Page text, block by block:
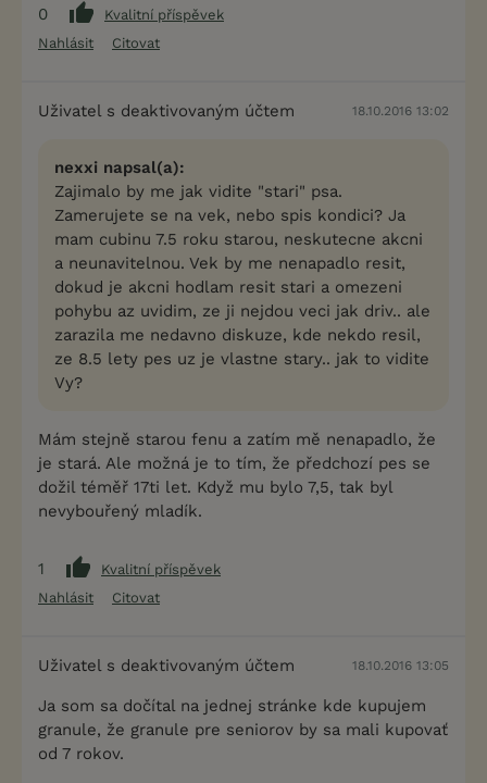
0
Kvalitní příspěvek
Nahlásit
Citovat
Uživatel s deaktivovaným účtem 18.10.2016 13:02
nexxi napsal(a):
Zajimalo by me jak vidite "stari" psa.
Zamerujete se na vek, nebo spis kondici? Ja
mam cubinu 7.5 roku starou, neskutecne akcni
a neunavitelnou. Vek by me nenapadlo resit,
dokud je akcni hodlam resit stari a omezeni
pohybu az uvidim, ze ji nejdou veci jak driv.. ale
zarazila me nedavno diskuze, kde nekdo resil,
ze 8.5 lety pes uz je vlastne stary.. jak to vidite
Vy?
Mám stejně starou fenu a zatím mě nenapadlo, že
je stará. Ale možná je to tím, že předchozí pes se
dožil téměř 17ti let. Když mu bylo 7,5, tak byl
nevybouřený mladík.
1
Kvalitní příspěvek
Nahlásit
Citovat
Uživatel s deaktivovaným účtem 18.10.2016 13:05
Ja som sa dočítal na jednej stránke kde kupujem
granule, že granule pre seniorov by sa mali kupovať
od 7 rokov.